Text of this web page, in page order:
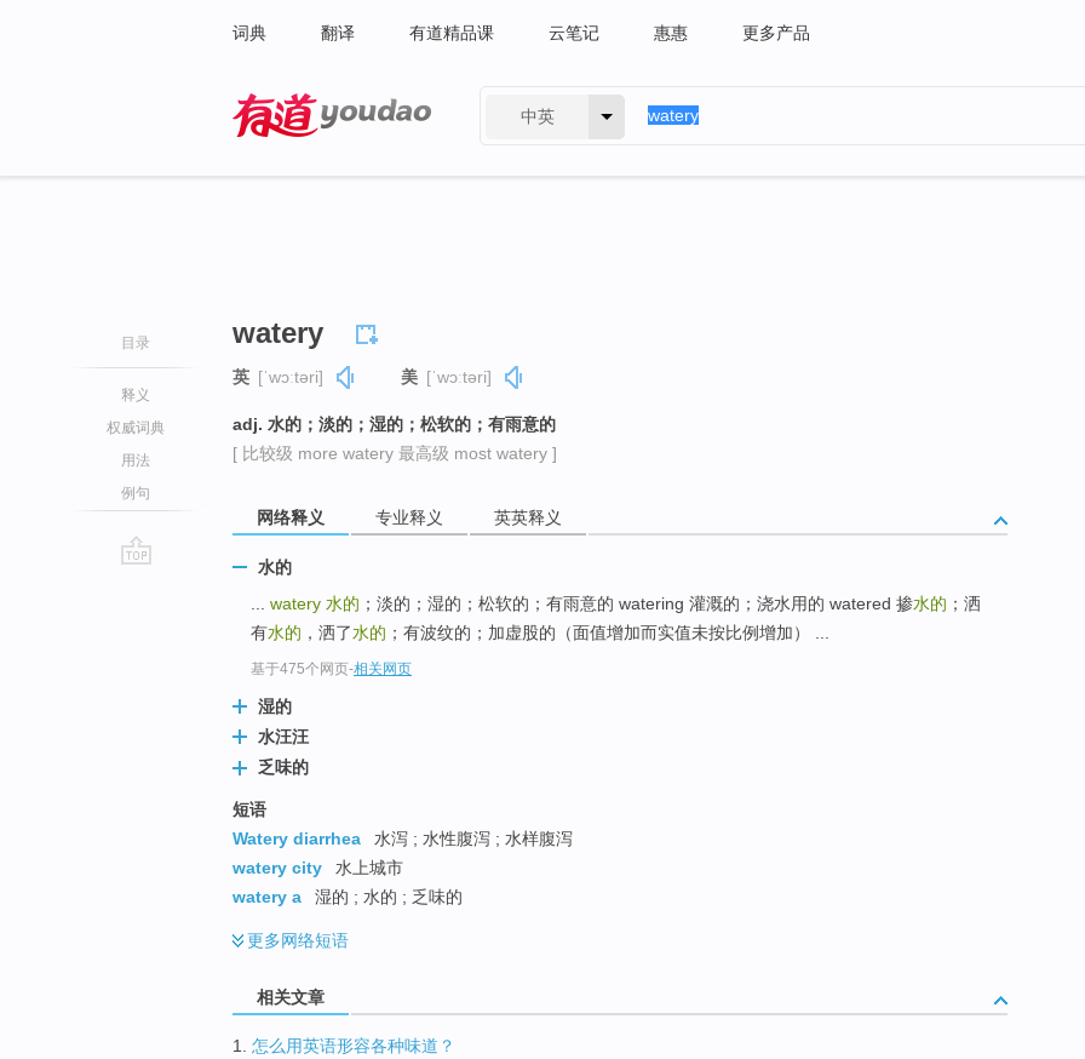
词典 翻译 有道精品课 云笔记 惠惠 更多产品
中英
目录
释义
权威词典
用法
例句
watery
英 [ˈwɔːtəri] 美 [ˈwɔːtəri]
adj. 水的；淡的；湿的；松软的；有雨意的
[ 比较级 more watery 最高级 most watery ]
网络释义 专业释义 英英释义
水的
watery 水的 ；淡的；湿的；松软的；有雨意的 watering 灌溉的；浇水用的 watered 掺水的 ；洒
有水的 ，洒了水的 ；有波纹的；加虚股的（面值增加而实值未按比例增加） ...
基于475个网页-相关网页
湿的
水汪汪
乏味的
短语
Watery diarrhea
水泻 ; 水性腹泻 ; 水样腹泻
watery city
水上城市
watery a
湿的 ; 水的 ; 乏味的
更多网络短语
相关文章
1. 怎么用英语形容各种味道？